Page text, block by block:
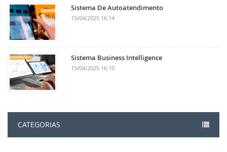
Sistema De Autoatendimento
15/04/2025 16:14
Sistema Business Intelligence
15/04/2025 16:10
CATEGORIAS